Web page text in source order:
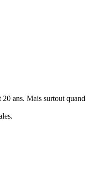
ans. Mais surtout quand